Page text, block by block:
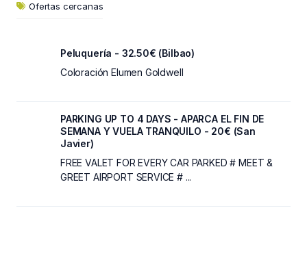
Ofertas cercanas
Peluquería - 32.50€ (Bilbao)
Coloración Elumen Goldwell
PARKING UP TO 4 DAYS - APARCA EL FIN DE
SEMANA Y VUELA TRANQUILO - 20€ (San
Javier)
FREE VALET FOR EVERY CAR PARKED # MEET &
GREET AIRPORT SERVICE # ...